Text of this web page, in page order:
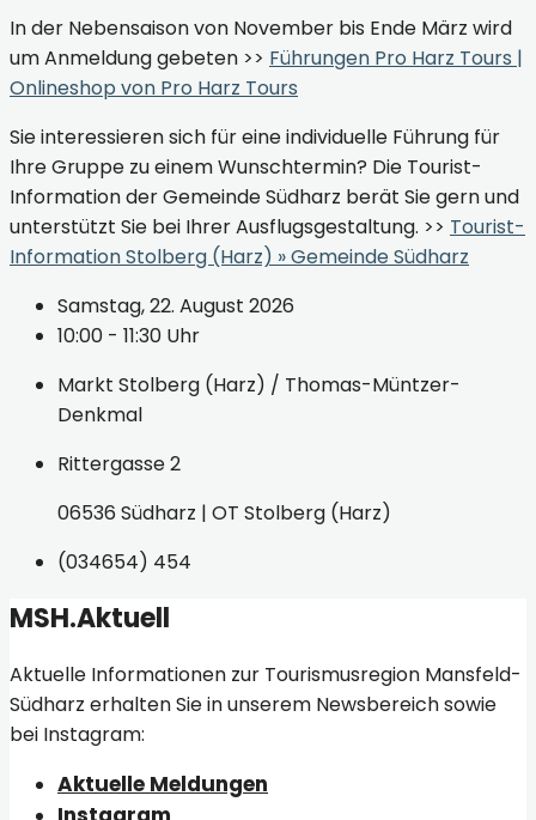
In der Nebensaison von November bis Ende März wird
um Anmeldung gebeten >> Führungen Pro Harz Tours |
Onlineshop von Pro Harz Tours
Sie interessieren sich für eine individuelle Führung für
Ihre Gruppe zu einem Wunschtermin? Die Tourist-
Information der Gemeinde Südharz berät Sie gern und
unterstützt Sie bei Ihrer Ausflugsgestaltung. >> Tourist-
Information Stolberg (Harz) » Gemeinde Südharz
Samstag, 22. August 2026
10:00 - 11:30 Uhr
Markt Stolberg (Harz) / Thomas-Müntzer-
Denkmal
Rittergasse 2
06536 Südharz | OT Stolberg (Harz)
(034654) 454
MSH.Aktuell
Aktuelle Informationen zur Tourismusregion Mansfeld-
Südharz erhalten Sie in unserem Newsbereich sowie
bei Instagram:
Aktuelle Meldungen